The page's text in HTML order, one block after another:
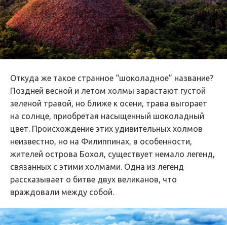
Откуда же такое странное “шоколадное” название?
Поздней весной и летом холмы зарастают густой
зеленой травой, но ближе к осени, трава выгорает
на солнце, приобретая насыщенный шоколадный
цвет. Происхождение этих удивительных холмов
неизвестно, но на Филиппинах, в особенности,
жителей острова Бохол, существует немало легенд,
связанных с этими холмами. Одна из легенд
рассказывает о битве двух великанов, что
враждовали между собой.